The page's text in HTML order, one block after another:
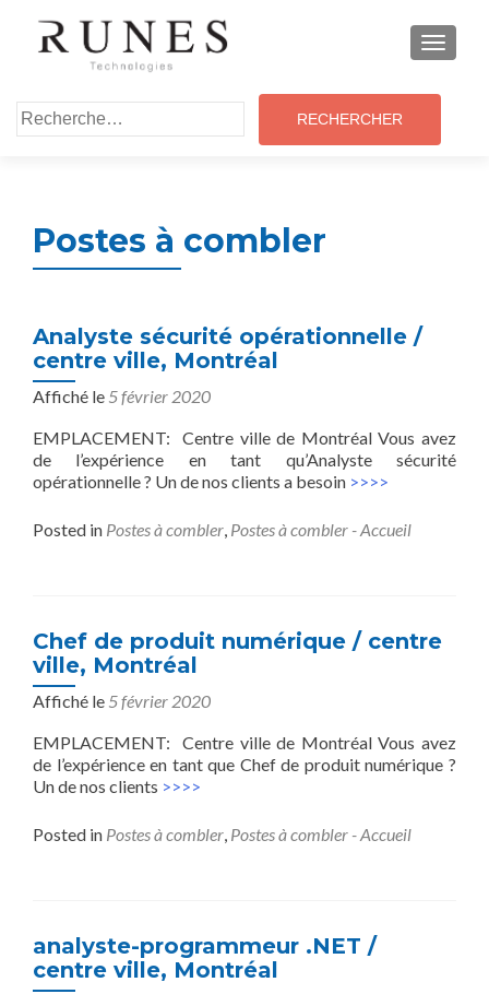
MENU
Rechercher :
Postes à combler
Analyste sécurité opérationnelle /
centre ville, Montréal
Affiché le 5 février 2020
EMPLACEMENT: Centre ville de Montréal Vous avez
de l’expérience en tant qu’Analyste sécurité
opérationnelle ? Un de nos clients a besoin >>>>
Posted in Postes à combler, Postes à combler - Accueil
Chef de produit numérique / centre
ville, Montréal
Affiché le 5 février 2020
EMPLACEMENT: Centre ville de Montréal Vous avez
de l’expérience en tant que Chef de produit numérique ?
Un de nos clients >>>>
Posted in Postes à combler, Postes à combler - Accueil
analyste-programmeur .NET /
centre ville, Montréal